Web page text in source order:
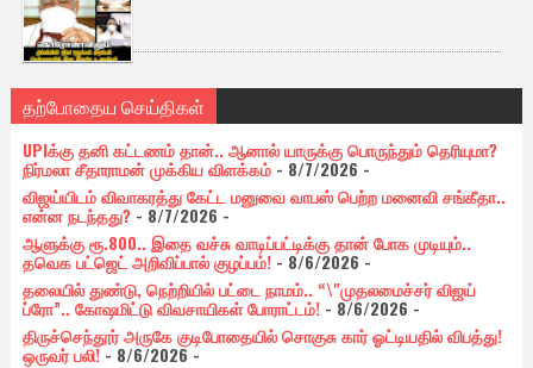
தற்போதைய செய்திகள்
UPIக்கு தனி கட்டணம் தான்.. ஆனால் யாருக்கு பொருந்தும் தெரியுமா?
நிர்மலா சீதாராமன் முக்கிய விளக்கம்- 8/7/2026 -
விஜய்யிடம் விவாகரத்து கேட்ட மனுவை வாபஸ் பெற்ற மனைவி சங்கீதா..
என்ன நடந்தது?- 8/7/2026 -
ஆளுக்கு ரூ.800.. இதை வச்சு வாடிப்பட்டிக்கு தான் போக முடியும்..
தவெக பட்ஜெட் அறிவிப்பால் குழப்பம்!- 8/6/2026 -
தலையில் துண்டு, நெற்றியில் பட்டை நாமம்.. “\"முதலமைச்சர் விஜய்
ப்ரோ”.. கோஷமிட்டு விவசாயிகள் போராட்டம்!- 8/6/2026 -
திருச்செந்தூர் அருகே குடிபோதையில் சொகுசு கார் ஓட்டியதில் விபத்து!
ஒருவர் பலி!- 8/6/2026-